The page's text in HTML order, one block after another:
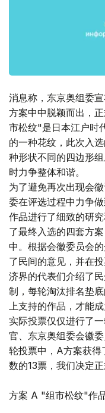
消息称，东京奥组委
方案中中脱颖而出，
市松纹"是日本江户时
的一种花纹，此次入
种形状不同的四边形
时力争整体和谐。
为了避免再次出现会
委在评选过程中力争
作品进行了细致的研
了最终入选的四套方
中。根据会徽委员会
了民间的意见，并在
济界的代表们介绍了
制，每轮淘汰排名垫
上支持的作品，才能
实际投票仅仅进行了
官、东京奥组委会徽
轮投票中，A方案获得
数的13票，我们决定
方案 A "组市松纹"作